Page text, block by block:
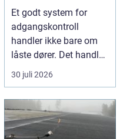
Et godt system for
adgangskontroll
handler ikke bare om
låste dører. Det handler
om å ha oversikt, k...
30 juli 2026